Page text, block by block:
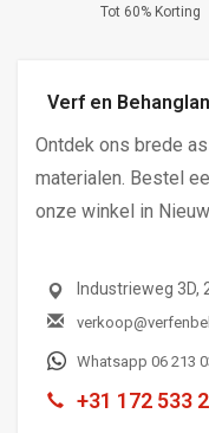
Tot 60% Korting
Verf en
Ontdek ons brede
materialen. Bestel
onze winkel in
Industrieweg 3D,
Whatsapp 06 213
+31 172 533